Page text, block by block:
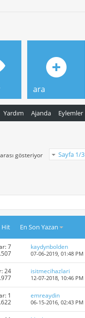
Yardım Ajanda Eylemler
ara
Sayfa 1/3
gösteriyor
Hit En Son Yazan
7
kaydynbolden
07-06-2019,01:48 PM
24
isitmecihazlari
12-07-2018, 10:46 PM
1
emreaydin
06-15-2016,02:43 PM